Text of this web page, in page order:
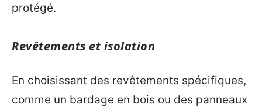
protégé.
Revêtements et isolation
En choisissant des revêtements spécifiques,
comme un bardage en bois ou des panneaux